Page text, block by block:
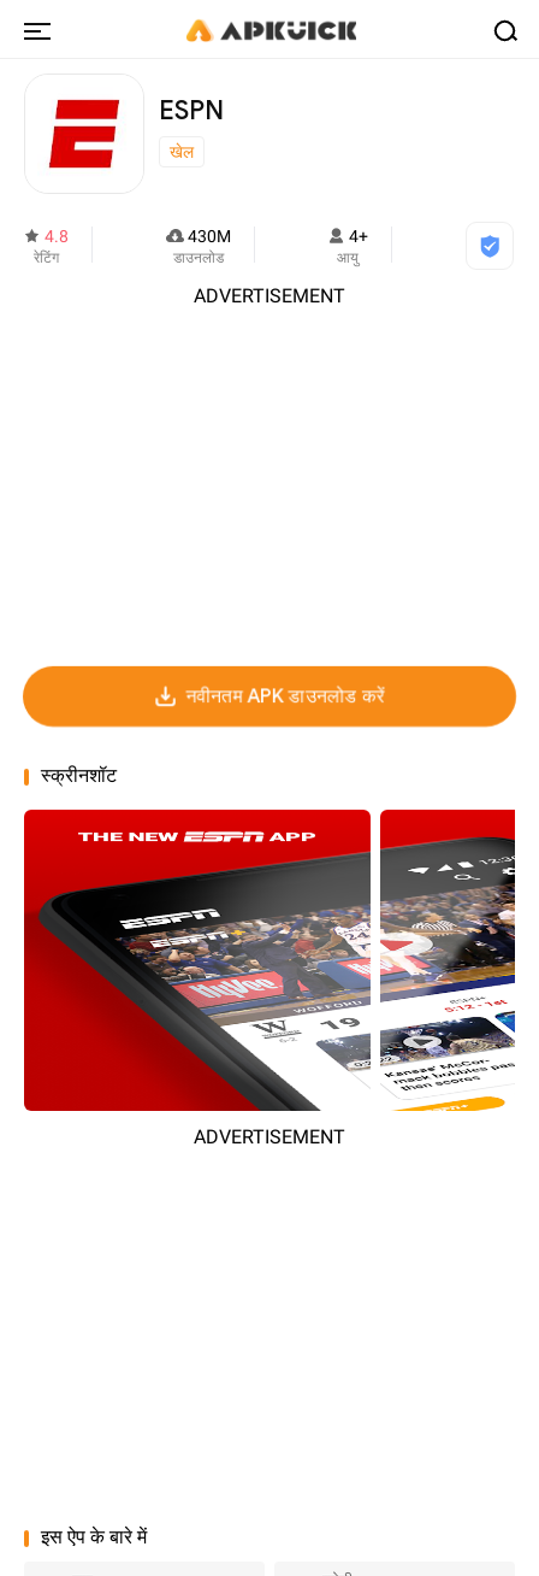
ESPN
खेल
4.8
रेटिंग
430M
डाउनलोड
4+
आयु
ADVERTISEMENT
नवीनतम APK डाउनलोड करें
स्क्रीनशॉट
ADVERTISEMENT
इस ऐप के बारे में